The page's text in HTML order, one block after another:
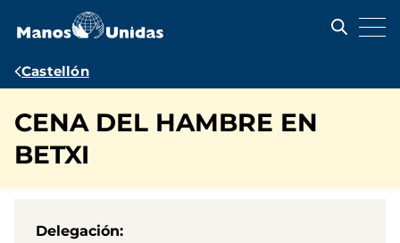
contenido
Ruta
navegación
Castellón
CENA DEL HAMBRE EN
BETXI
Delegación